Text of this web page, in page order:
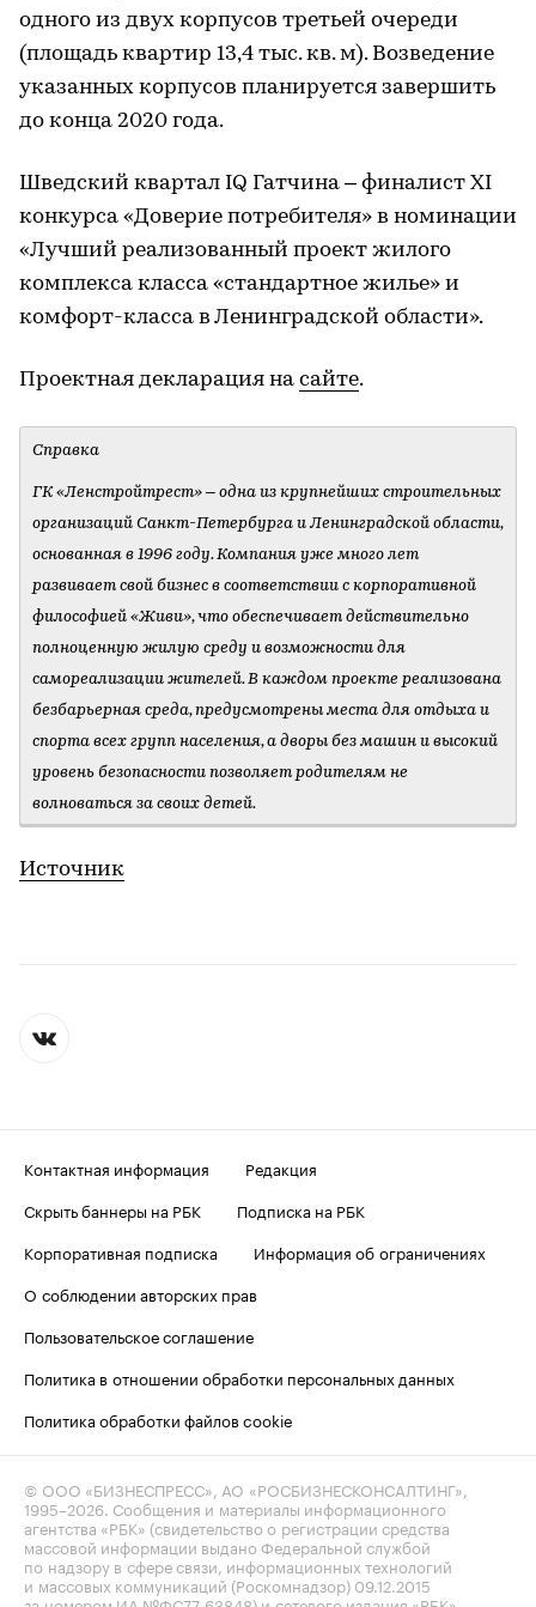
одного из двух корпусов третьей очереди
(площадь квартир 13,4 тыс. кв. м). Возведение
указанных корпусов планируется завершить
до конца 2020 года.
Шведский квартал IQ Гатчина – финалист ХI
конкурса «Доверие потребителя» в номинации
«Лучший реализованный проект жилого
комплекса класса «стандартное жилье» и
комфорт-класса в Ленинградской области».
Проектная декларация на сайте.
Справка
ГК «Ленстройтрест» – одна из крупнейших строительных
организаций Санкт-Петербурга и Ленинградской области,
основанная в 1996 году. Компания уже много лет
развивает свой бизнес в соответствии с корпоративной
философией «Живи», что обеспечивает действительно
полноценную жилую среду и возможности для
самореализации жителей. В каждом проекте реализована
безбарьерная среда, предусмотрены места для отдыха и
спорта всех групп населения, а дворы без машин и высокий
уровень безопасности позволяет родителям не
волноваться за своих детей.
Источник
Контактная информация
Редакция
Скрыть баннеры на РБК
Подписка на РБК
Корпоративная подписка
Информация об ограничениях
О соблюдении авторских прав
Пользовательское соглашение
Политика в отношении обработки персональных данных
Политика обработки файлов cookie
© ООО «БИЗНЕСПРЕСС», АО «РОСБИЗНЕСКОНСАЛТИНГ»,
1995–2026 . Сообщения и материалы информационного
агентства «РБК» (свидетельство о регистрации средства
массовой информации выдано Федеральной службой
по надзору в сфере связи, информационных технологий
и массовых коммуникаций (Роскомнадзор) 09.12.2015